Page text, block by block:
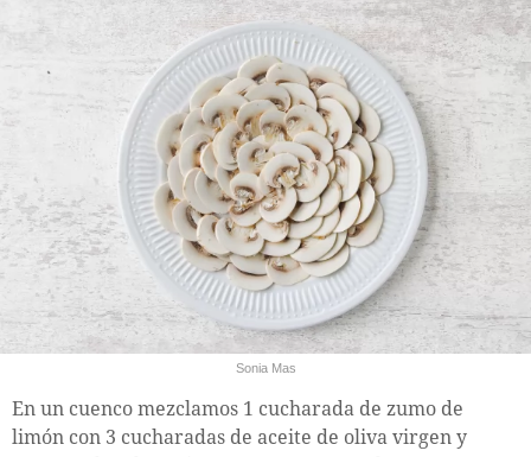
Sonia Mas
En un cuenco mezclamos 1 cucharada de zumo de
limón con 3 cucharadas de aceite de oliva virgen y